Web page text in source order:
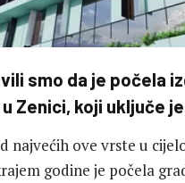
smo da je počela
Zenici, koji uključe
najvećih ove vrste u
godine je počela